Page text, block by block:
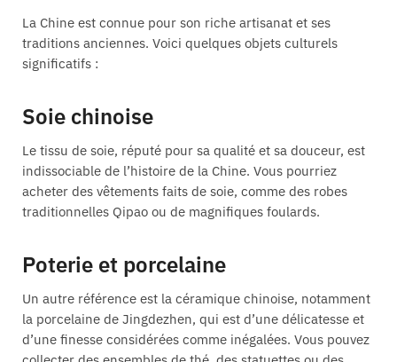
La Chine est connue pour son riche artisanat et ses
traditions anciennes. Voici quelques objets culturels
significatifs :
Soie chinoise
Le tissu de soie, réputé pour sa qualité et sa douceur, est
indissociable de l’histoire de la Chine. Vous pourriez
acheter des vêtements faits de soie, comme des robes
traditionnelles Qipao ou de magnifiques foulards.
Poterie et porcelaine
Un autre référence est la céramique chinoise, notamment
la porcelaine de Jingdezhen, qui est d’une délicatesse et
d’une finesse considérées comme inégalées. Vous pouvez